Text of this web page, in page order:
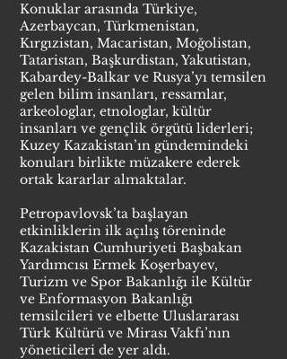
Konuklar arasında Türkiye,
Azerbaycan, Türkmenistan,
Kırgızistan, Macaristan, Moğolistan,
Tataristan, Başkurdistan, Yakutistan,
Kabardey-Balkar ve Rusya’yı temsilen
gelen bilim insanları, ressamlar,
arkeologlar, etnologlar, kültür
insanları ve gençlik örgütü liderleri;
Kuzey Kazakistan’ın gündemindeki
konuları birlikte müzakere ederek
ortak kararlar almaktalar.
Petropavlovsk’ta başlayan
etkinliklerin ilk açılış töreninde
Kazakistan Cumhuriyeti Başbakan
Yardımcısı Ermek Koşerbayev,
Turizm ve Spor Bakanlığı ile Kültür
ve Enformasyon Bakanlığı
temsilcileri ve elbette Uluslararası
Türk Kültürü ve Mirası Vakfı’nın
yöneticileri de yer aldı.